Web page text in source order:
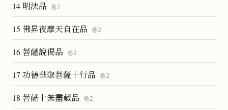
14 明法品 卷2
15 佛昇夜摩天自在品 卷2
16 菩薩說偈品 卷2
17 功德華聚菩薩十行品 卷2
18 菩薩十無盡藏品 卷2